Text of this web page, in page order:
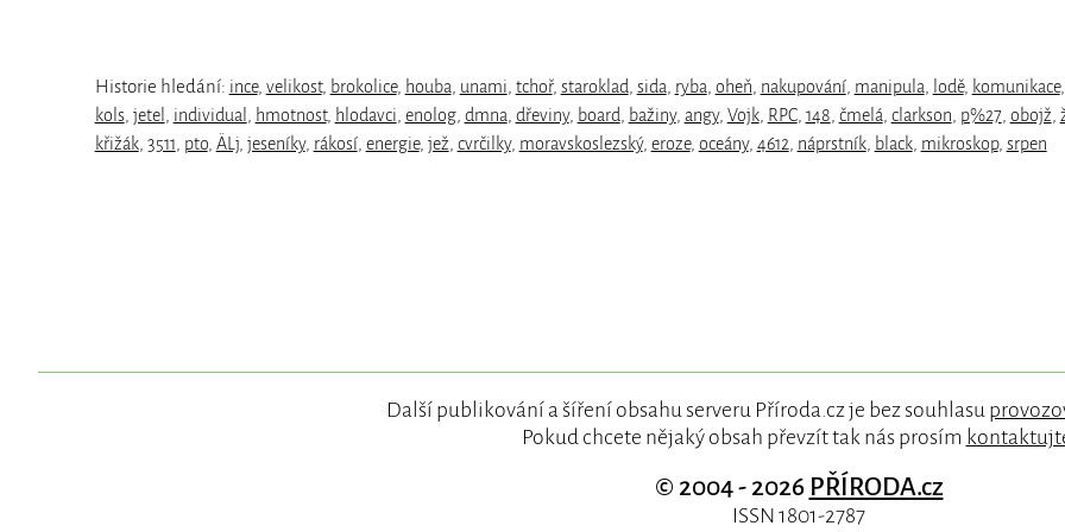
Historie hledání: ince, velikost, brokolice, houba unami tchoř, staroklad sida ryba oheň nakupování, manipula lodě, komunikace,
kols jetel individual hmotnost, hlodavci enolog, dmna dřeviny, board bažiny, angy, Vojk, RPC, 148 čmelá clarkson p%27, obojž
křižák, 3511 pto, ÄLj, jeseníky, rákosí, energie, jež cvrčilky, moravskoslezský, eroze, oceány, 4612 náprstník, black, mikroskop, srpen
Další publikování a šíření obsahu serveru Příroda.cz je bez souhlasu
Pokud chcete nějaký obsah převzít tak nás prosím
© 2004 - 2026 PŘÍRODA.cz
ISSN 1801-2787